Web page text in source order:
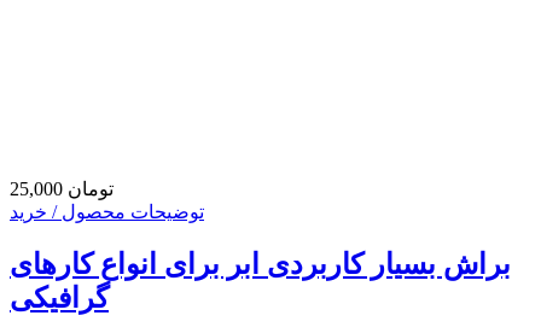
25,000 تومان
توضیحات محصول / خرید
براش بسیار کاربردی ابر برای انواع کارهای
گرافیکی